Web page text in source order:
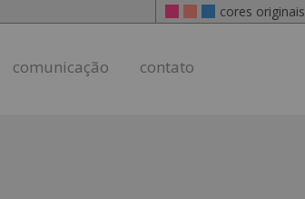
cores originais
comunicação contato